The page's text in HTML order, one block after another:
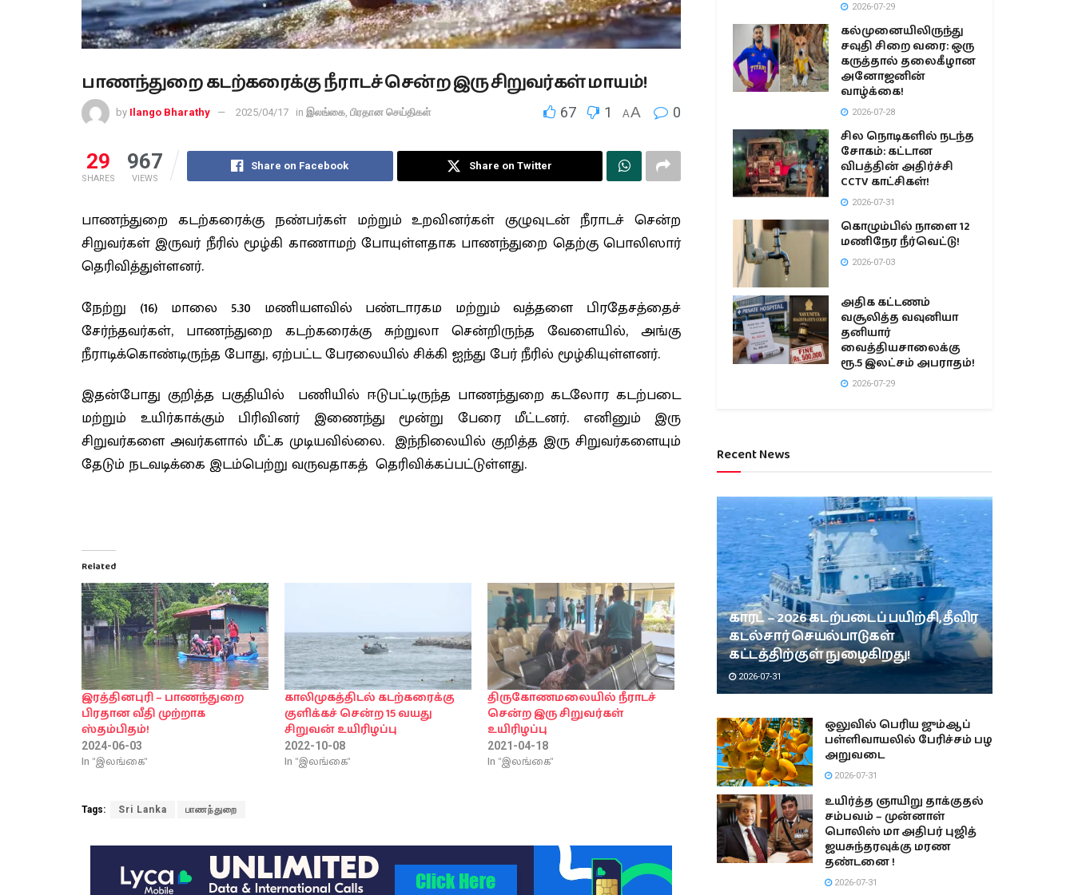
பாணந்துறை கடற்கரைக்கு நீராடச் சென்ற இரு சிறுவர்கள் மாயம்!
by Ilango Bharathy 2025/04/17 in இலங்கை, பிரதான செய்திகள் 67 1 AA 0
29
SHARES
967
VIEWS
Share on Facebook Share on Twitter
பாணந்துறை கடற்கரைக்கு நண்பர்கள் மற்றும் உறவினர்கள் குழுவுடன் நீராடச் சென்ற
சிறுவர்கள் இருவர் நீரில் மூழ்கி காணாமற் போயுள்ளதாக பாணந்துறை தெற்கு பொலிஸார்
தெரிவித்துள்ளனர்.
நேற்று (16) மாலை 5.30 மணியளவில் பண்டாரகம மற்றும் வத்தளை பிரதேசத்தைச்
சேர்ந்தவர்கள், பாணந்துறை கடற்கரைக்கு சுற்றுலா சென்றிருந்த வேளையில், அங்கு
நீராடிக்கொண்டிருந்த போது, ​​ஏற்பட்ட பேரலையில் சிக்கி ஐந்து பேர் நீரில் மூழ்கியுள்ளனர்.
இதன்போது குறித்த பகுதியில் பணியில் ஈடுபட்டிருந்த பாணந்துறை கடலோர கடற்படை
மற்றும் உயிர்காக்கும் பிரிவினர் இணைந்து மூன்று பேரை மீட்டனர். எனினும் இரு
சிறுவர்களை அவர்களால் மீட்க முடியவில்லை. இந்நிலையில் குறித்த இரு சிறுவர்களையும்
தேடும் நடவடிக்கை இடம்பெற்று வருவதாகத் தெரிவிக்கப்பட்டுள்ளது.
Related
இரத்தினபுரி – பாணந்துறை
பிரதான வீதி முற்றாக
ஸ்தம்பிதம்!
2024-06-03
In "இலங்கை"
காலிமுகத்திடல் கடற்கரைக்கு
குளிக்கச் சென்ற 15 வயது
சிறுவன் உயிரிழப்பு
2022-10-08
In "இலங்கை"
திருகோணமலையில் நீராடச்
சென்ற இரு சிறுவர்கள்
உயிரிழப்பு
2021-04-18
In "இலங்கை"
Tags: Sri Lanka பாணந்துறை
2026-07-29
கல்முனையிலிருந்து
சவுதி சிறை வரை: ஒரு
கருத்தால் தலைகீழான
அனோஜனின்
வாழ்க்கை!
2026-07-28
சில நொடிகளில் நடந்த
சோகம்: கட்டான
விபத்தின் அதிர்ச்சி
CCTV காட்சிகள்!
2026-07-31
கொழும்பில் நாளை 12
மணிநேர நீர்வெட்டு!
2026-07-03
அதிக கட்டணம்
வசூலித்த வவுனியா
தனியார்
வைத்தியசாலைக்கு
ரூ.5 இலட்சம் அபராதம்!
2026-07-29
Recent News
காரட் – 2026 கடற்படைப் பயிற்சி, தீவிர
கடல்சார் செயல்பாடுகள்
கட்டத்திற்குள் நுழைகிறது!
2026-07-31
ஒலுவில் பெரிய ஜும்ஆப்
பள்ளிவாயலில் பேரிச்சம் பழ
அறுவடை
2026-07-31
உயிர்த்த ஞாயிறு தாக்குதல்
சம்பவம் – முன்னாள்
பொலிஸ் மா அதிபர் புஜித்
ஜயசுந்தரவுக்கு மரண
தண்டனை !
2026-07-31